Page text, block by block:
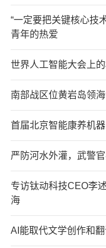
“一定要把关键核心技
青年的热爱
世界人工智能大会上
南部战区位黄岩岛领
首届北京智能康养机
严防河水外灌，武警
专访钛动科技CEO李
海
AI能取代文学创作和